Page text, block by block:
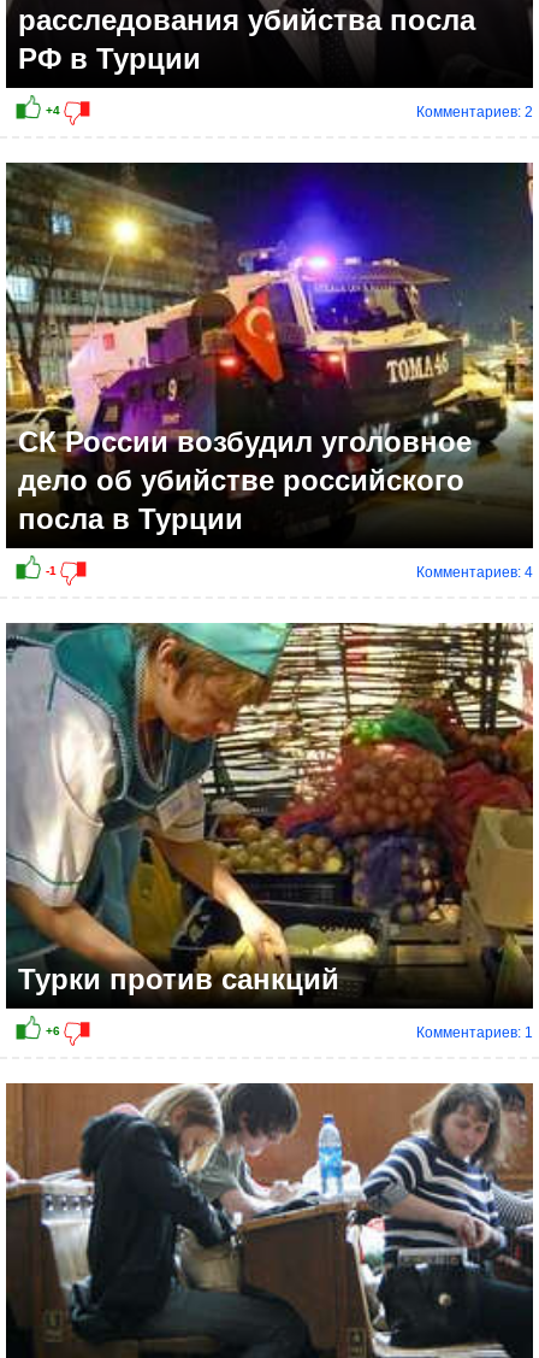
-2
+10
расследования убийства посла
РФ в Турции
Комментариев: 2
СК России возбудил уголовное
дело об убийстве российского
посла в Турции
Комментариев: 4
Турки против санкций
Комментариев: 1